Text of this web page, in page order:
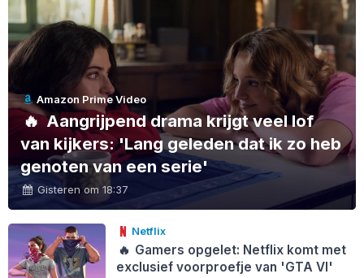
Amazon Prime Video
🔥Aangrijpend drama krijgt veel lof
van kijkers: 'Lang geleden dat ik zo heb
genoten van een serie'
Gisteren om 18:37
Netflix
🔥 Gamers opgelet: Netflix komt met
exclusief voorproefje van 'GTA VI'